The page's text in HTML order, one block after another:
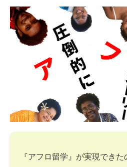
『アフロ留学』が実現できた